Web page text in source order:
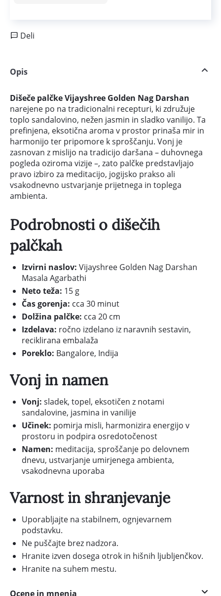
Deli
Opis
Dišeče palčke Vijayshree Golden Nag Darshan
narejene po na tradicionalni recepturi, ki združuje
toplo sandalovino, nežen jasmin in sladko vanilijo. Ta
prefinjena, eksotična aroma v prostor prinaša mir in
harmonijo ter pripomore k sproščanju. Vonj je
zasnovan z mislijo na tradicijo daršana – duhovnega
pogleda oziroma vizije –, zato palčke predstavljajo
pravo izbiro za meditacijo, jogijsko prakso ali
vsakodnevno ustvarjanje prijetnega in toplega
ambienta.
Podrobnosti o dišečih
palčkah
Izvirni naslov: Vijayshree Golden Nag Darshan
Masala Agarbathi
Neto teža: 15 g
Čas gorenja: cca 30 minut
Dolžina palčke: cca 20 cm
Izdelava: ročno izdelano iz naravnih sestavin,
reciklirana embalaža
Poreklo: Bangalore, Indija
Vonj in namen
Vonj: sladek, topel, eksotičen z notami
sandalovine, jasmina in vanilije
Učinek: pomirja misli, harmonizira energijo v
prostoru in podpira osredotočenost
Namen: meditacija, sproščanje po delovnem
dnevu, ustvarjanje umirjenega ambienta,
vsakodnevna uporaba
Varnost in shranjevanje
Uporabljajte na stabilnem, ognjevarnem
podstavku.
Ne puščajte brez nadzora.
Hranite izven dosega otrok in hišnih ljubljenčkov.
Hranite na suhem mestu.
Ocene in mnenja